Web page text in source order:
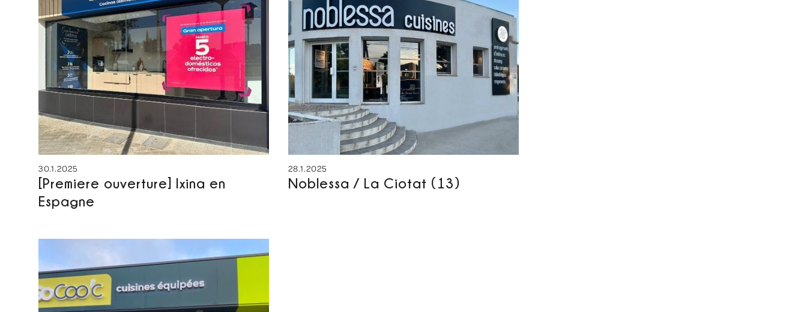
30.1.2025
[Premiere ouverture] Ixina en
Espagne
28.1.2025
Noblessa / La Ciotat (13)